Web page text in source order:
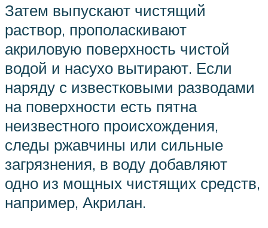
Затем выпускают чистящий
раствор, прополаскивают
акриловую поверхность чистой
водой и насухо вытирают. Если
наряду с известковыми разводами
на поверхности есть пятна
неизвестного происхождения,
следы ржавчины или сильные
загрязнения, в воду добавляют
одно из мощных чистящих средств,
например, Акрилан.